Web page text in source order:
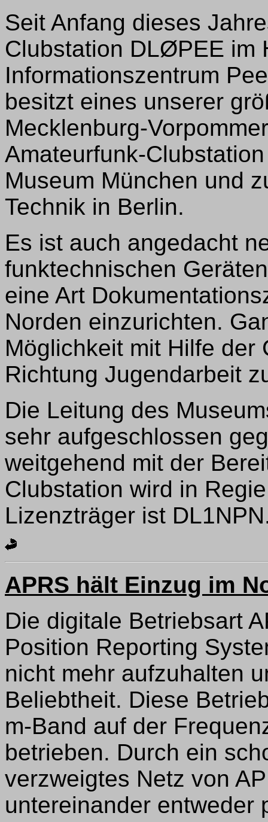
Seit Anfang dieses
Clubstation DLØPEE im
Informationszentrum
besitzt eines unserer
Mecklenburg-
Amateurfunk-
Museum München und
Technik in Berlin.
Es ist auch angedacht
funktechnischen
eine Art
Norden einzurichten.
Möglichkeit mit Hilfe der
Richtung Jugendarbeit
Die Leitung des
sehr aufgeschlossen
weitgehend mit der
Clubstation wird in
Lizenzträger ist
APRS hält Einzug im
Die digitale Betriebsart
Position Reporting
nicht mehr aufzuhalten
Beliebtheit. Diese
m-Band auf der
betrieben. Durch ein
verzweigtes Netz von
untereinander entweder